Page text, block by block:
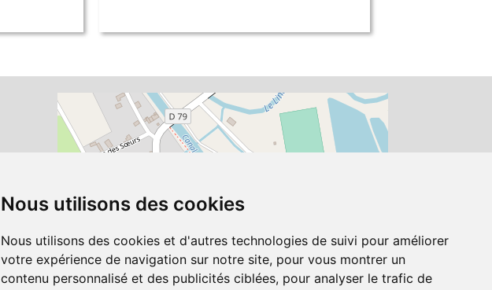
Nous utilisons des cookies
Nous utilisons des cookies et d'autres technologies de suivi pour améliorer
votre expérience de navigation sur notre site, pour vous montrer un
contenu personnalisé et des publicités ciblées, pour analyser le trafic de